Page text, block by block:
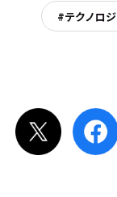
#テクノロ